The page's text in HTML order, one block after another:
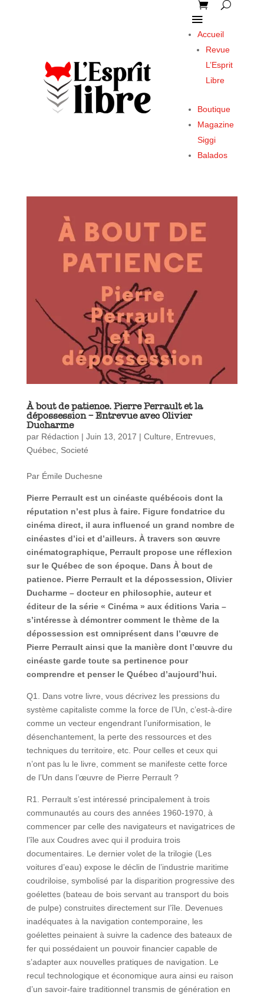
Accueil
Revue
L’Esprit
Libre
Boutique
Magazine
Siggi
Balados
À bout de patience. Pierre Perrault et la
dépossession – Entrevue avec Olivier
Ducharme
par Rédaction | Juin 13, 2017 | Culture Entrevues,
Québec, Societé
Par Émile Duchesne
Pierre Perrault est un cinéaste québécois dont la
réputation n’est plus à faire. Figure fondatrice du
cinéma direct, il aura influencé un grand nombre de
cinéastes d’ici et d’ailleurs. À travers son œuvre
cinématographique, Perrault propose une réflexion
sur le Québec de son époque. Dans À bout de
patience. Pierre Perrault et la dépossession, Olivier
Ducharme – docteur en philosophie, auteur et
éditeur de la série « Cinéma » aux éditions Varia –
s’intéresse à démontrer comment le thème de la
dépossession est omniprésent dans l’œuvre de
Pierre Perrault ainsi que la manière dont l’œuvre du
cinéaste garde toute sa pertinence pour
comprendre et penser le Québec d’aujourd’hui.
Q1. Dans votre livre, vous décrivez les pressions du
système capitaliste comme la force de l’Un, c’est-à-dire
comme un vecteur engendrant l’uniformisation, le
désenchantement, la perte des ressources et des
techniques du territoire, etc. Pour celles et ceux qui
n’ont pas lu le livre, comment se manifeste cette force
de l’Un dans l’œuvre de Pierre Perrault ?
R1. Perrault s’est intéressé principalement à trois
communautés au cours des années 1960-1970, à
commencer par celle des navigateurs et navigatrices de
l’île aux Coudres avec qui il produira trois
documentaires. Le dernier volet de la trilogie (Les
voitures d’eau) expose le déclin de l’industrie maritime
coudriloise, symbolisé par la disparition progressive des
goélettes (bateau de bois servant au transport du bois
de pulpe) construites directement sur l’île. Devenues
inadéquates à la navigation contemporaine, les
goélettes peinaient à suivre la cadence des bateaux de
fer qui possédaient un pouvoir financier capable de
s’adapter aux nouvelles pratiques de navigation. Le
recul technologique et économique aura ainsi eu raison
d’un savoir-faire traditionnel transmis de génération en